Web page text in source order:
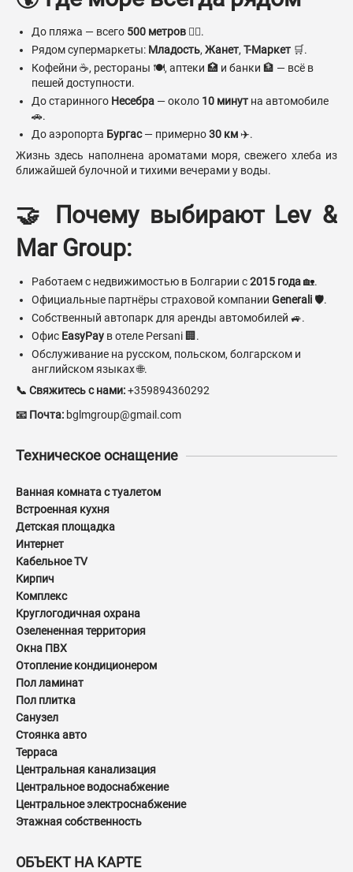
До пляжа — всего 500 метров 🚶‍♂️.
Рядом супермаркеты: Младость, Жанет, Т-Маркет 🛒.
Кофейни ☕, рестораны 🍽️, аптеки 🏥 и банки 🏦 — всё в
пешей доступности.
До старинного Несебра — около 10 минут на автомобиле
🚗.
До аэропорта Бургас— примерно30 км ✈️.
Жизнь здесь наполнена ароматами моря, свежего хлеба из
ближайшей булочной и тихими вечерами у воды.
🤝 Почему выбирают Lev &
Mar Group:
Работаем с недвижимостью в Болгарии с2015 года🏡.
Официальные партнёры страховой компании Generali 🛡️.
Собственный автопарк для аренды автомобилей 🚙.
Офис EasyPay в отеле Persani 🏢.
Обслуживание на русском, польском, болгарском и
английском языках 🌐.
📞 Свяжитесь с нами:+359894360292
📧 Почта: bglmgroup@gmail.com
Техническое оснащение
Ванная комната с туалетом
Встроенная кухня
Детская площадка
Интернет
Кабельное TV
Кирпич
Комплекс
Круглогодичная охрана
Озелененная территория
Окна ПВХ
Отопление кондиционером
Пол ламинат
Пол плитка
Санузел
Стоянка авто
Терраса
Центральная канализация
Центральное водоснабжение
Центральное электроснабжение
Этажная собственность
ОБЪЕКТ НА КАРТЕ